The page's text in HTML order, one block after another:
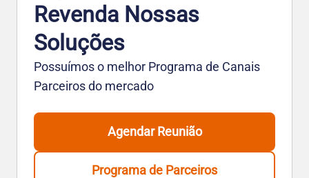
Revenda Nossas
Soluções
Possuímos o melhor Programa de Canais
Parceiros do mercado
Agendar Reunião
Programa de Parceiros